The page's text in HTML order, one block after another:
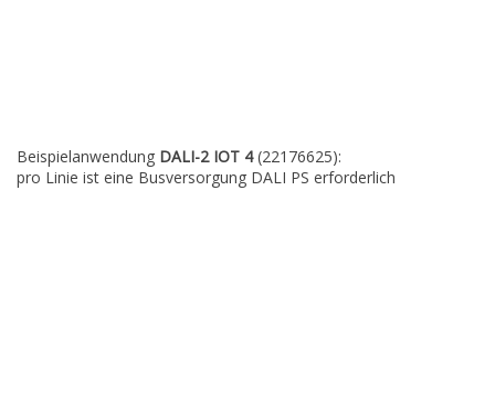
Beispielanwendung DALI-2 IOT 4(22176625):
pro Linie ist eine Busversorgung DALI PS erforderlich